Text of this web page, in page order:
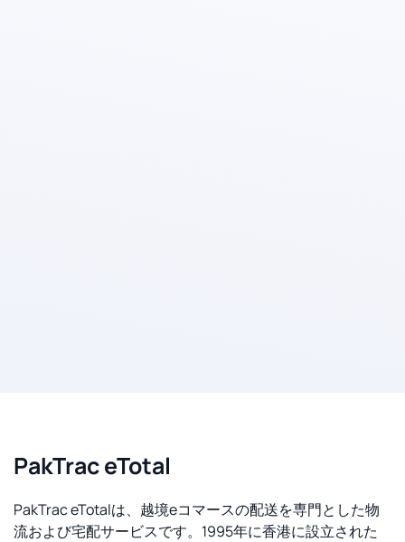
PakTrac eTotal
PakTrac eTotalは、越境eコマースの配送を専門とした物
流および宅配サービスです。1995年に香港に設立された